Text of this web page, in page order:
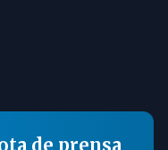
de prensa